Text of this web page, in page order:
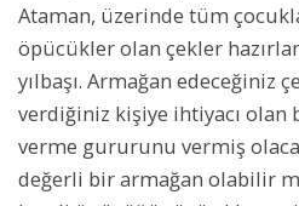
Ataman, üzerinde tüm
öpücükler olan çekler
yılbaşı. Armağan edeceğiniz
verdiğiniz kişiye ihtiyacı
verme gururunu vermiş
değerli bir armağan olabilir